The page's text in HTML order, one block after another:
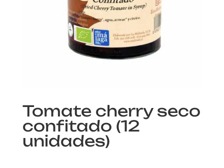
Tomate cherry seco
confitado (12
unidades)